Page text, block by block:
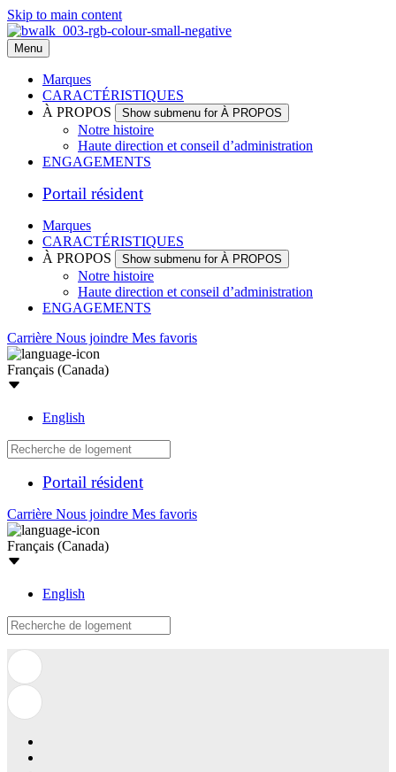
Skip to main content
Menu
Marques
CARACTÉRISTIQUES
À PROPOS
Show submenu for À PROPOS
Notre histoire
Haute direction et conseil d’administration
ENGAGEMENTS
Portail résident
Marques
CARACTÉRISTIQUES
À PROPOS
Show submenu for À PROPOS
Notre histoire
Haute direction et conseil d’administration
ENGAGEMENTS
Carrière Nous joindre Mes favoris
Français (Canada)
English
Portail résident
Carrière Nous joindre Mes favoris
Français (Canada)
English